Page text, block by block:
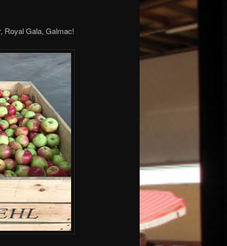
Royal Gala, Galmac!